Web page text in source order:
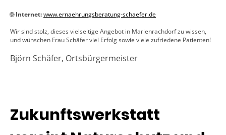
🌐Internet:www.ernaehrungsberatung-schaefer.de
Wir sind stolz, dieses vielseitige Angebot in Marienrachdorf zu wissen,
und wünschen Frau Schäfer viel Erfolg sowie viele zufriedene Patienten!
Björn Schäfer, Ortsbürgermeister
Zukunftswerkstatt